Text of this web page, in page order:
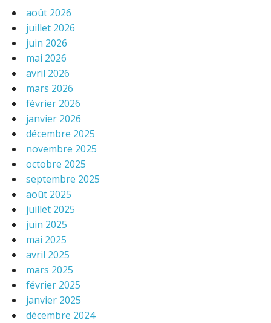
août 2026
juillet 2026
juin 2026
mai 2026
avril 2026
mars 2026
février 2026
janvier 2026
décembre 2025
novembre 2025
octobre 2025
septembre 2025
août 2025
juillet 2025
juin 2025
mai 2025
avril 2025
mars 2025
février 2025
janvier 2025
décembre 2024